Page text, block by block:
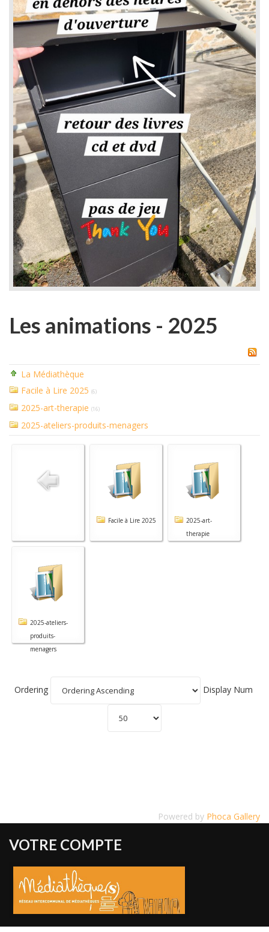
Les animations - 2025
La Médiathèque
Facile à Lire 2025 (6)
2025-art-therapie (16)
2025-ateliers-produits-menagers
Facile à Lire 2025
2025-art-
therapie
2025-ateliers-
produits-
menagers
Ordering Display Num
Powered by Phoca Gallery
VOTRE COMPTE